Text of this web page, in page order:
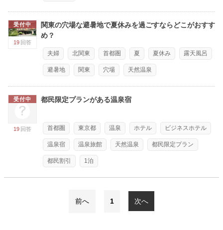
受付中
19 回答
関東の穴場な避暑地で夏休みを過ごすならどこがおすす
め？
夫婦 北関東 首都圏 夏 夏休み 露天風呂
避暑地 関東 穴場 天然温泉
受付中
19 回答
都民限定プランがある温泉宿
首都圏 東京都 温泉 ホテル ビジネスホテル
温泉宿 温泉旅館 天然温泉 都民限定プラン
都民割引 1泊
前へ 1 次へ